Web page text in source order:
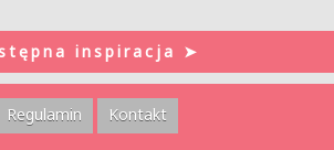
inspiracja ➤
Regulamin Kontakt